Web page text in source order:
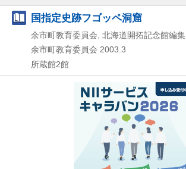
国指定史跡フゴッペ洞窟
余市町教育委員会, 北海道開拓記念館編集
余市町教育委員会 2003.3
所蔵館2館